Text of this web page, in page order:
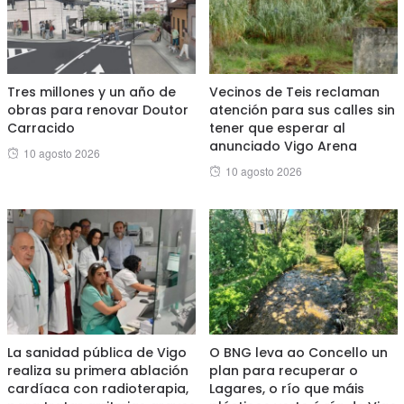
Tres millones y un año de
obras para renovar Doutor
Carracido
Posted
10 agosto 2026
Vecinos de Teis reclaman
atención para sus calles sin
tener que esperar al
anunciado Vigo Arena
Posted
10 agosto 2026
La sanidad pública de Vigo
realiza su primera ablación
cardíaca con radioterapia,
O BNG leva ao Concello un
plan para recuperar o
Lagares, o río que máis